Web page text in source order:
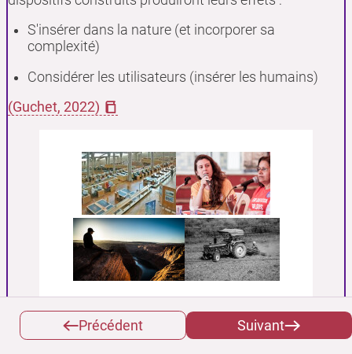
S'insérer dans la nature (et incorporer sa
complexité)
Considérer les utilisateurs (insérer les humains)
(Guchet, 2022)
Le carré du soin
Précédent Suivant